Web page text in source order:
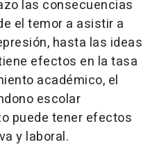
las consecuencias
el temor a asistir a
hasta las ideas
efectos en la tasa
académico, el
escolar
puede tener efectos
y laboral.